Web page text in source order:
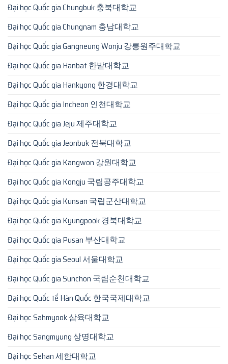
Đại học Quốc gia Chungbuk 충북대학교
Đại học Quốc gia Chungnam 충남대학교
Đại học Quốc gia Gangneung Wonju 강릉원주대학교
Đại học Quốc gia Hanbat 한밭대학교
Đại học Quốc gia Hankyong 한경대학교
Đại học Quốc gia Incheon 인천대학교
Đại học Quốc gia Jeju 제주대학교
Đại học Quốc gia Jeonbuk 전북대학교
Đại học Quốc gia Kangwon 강원대학교
Đại học Quốc gia Kongju 국립공주대학교
Đại học Quốc gia Kunsan 국립군산대학교
Đại học Quốc gia Kyungpook 경북대학교
Đại học Quốc gia Pusan 부산대학교
Đại học Quốc gia Seoul 서울대학교
Đại học Quốc gia Sunchon 국립순천대학교
Đại học Quốc tế Hàn Quốc 한국국제대학교
Đại học Sahmyook 삼육대학교
Đại học Sangmyung 상명대학교
Đại học Sehan 세한대학교